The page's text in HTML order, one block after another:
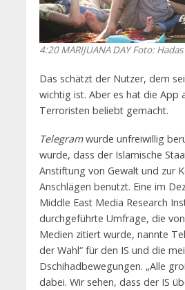
4:20 MARIJUANA DAYFoto:
Das schätzt der Nutzer, dem
wichtig ist. Aber es hat die App
Terroristen beliebt gemacht.
Telegramwurde unfreiwillig
wurde, dass der Islamische
Anstiftung von Gewalt und zur
Anschlägen benutzt. Eine im
Middle East Media Research
durchgeführte Umfrage, die
Medien zitiert wurde, nannte
der Wahl“ für den IS und die
Dschihadbewegungen. „Alle
dabei. Wir sehen, dass der IS